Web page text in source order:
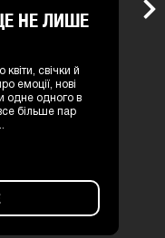
НЕ ЛИШЕ
свічки й
емоції, нові
одне одного в
більше пар